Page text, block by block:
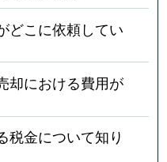
どこに依頼してい
却における費用が
税金について知り